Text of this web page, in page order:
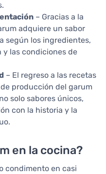
– Gracias a la
adquiere un sabor
según los ingredientes,
y las condiciones de
– El regreso a las recetas
producción del garum
solo sabores únicos,
con la historia y la
en la cocina?
condimento en casi